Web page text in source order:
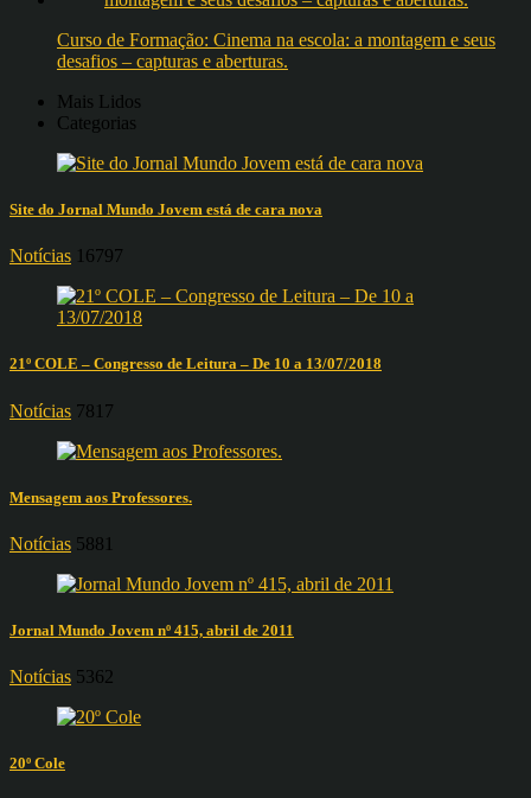
Curso de Formação: Cinema na escola: a montagem e seus
desafios – capturas e aberturas.
Mais Lidos
Categorias
Site do Jornal Mundo Jovem está de cara nova
Notícias 16797
21º COLE – Congresso de Leitura – De 10 a 13/07/2018
Notícias 7817
Mensagem aos Professores.
Notícias 5881
Jornal Mundo Jovem nº 415, abril de 2011
Notícias 5362
20º Cole